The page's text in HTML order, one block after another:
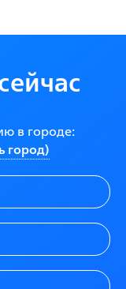
в городе:
город)